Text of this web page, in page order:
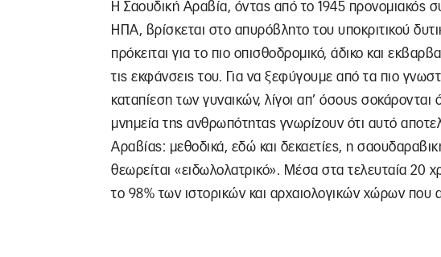
Η Σαουδική Αραβία, όντας από το 1945 προνομιακός
ΗΠΑ, βρίσκεται στο απυρόβλητο του υποκριτικού
πρόκειται για το πιο οπισθοδρομικό, άδικο και
τις εκφάνσεις του. Για να ξεφύγουμε από τα πιο
καταπίεση των γυναικών, λίγοι απ’ όσους σοκάρονται
μνημεία της ανθρωπότητας γνωρίζουν ότι αυτό
Αραβίας: μεθοδικά, εδώ και δεκαετίες, η
θεωρείται «ειδωλολατρικό». Μέσα στα τελευταία 20
το 98% των ιστορικών και αρχαιολογικών χώρων